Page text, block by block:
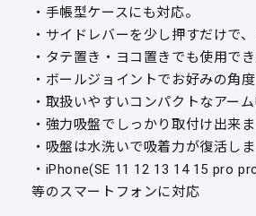
・手帳型ケースにも対応。
・サイドレバーを少し押すだけで
・タテ置き・ヨコ置きでも使用でき
・ボールジョイントでお好みの角
・取扱いやすいコンパクトなアーム
・強力吸盤でしっかり取付け出来ま
・吸盤は水洗いで吸着力が復活しま
・iPhone(SE 11 12 13 14 15 pro
等のスマートフォンに対応